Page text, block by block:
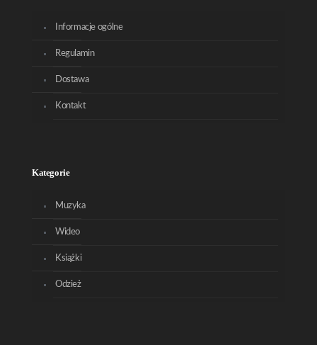
Informacje ogólne
Regulamin
Dostawa
Kontakt
Kategorie
Muzyka
Wideo
Książki
Odzież